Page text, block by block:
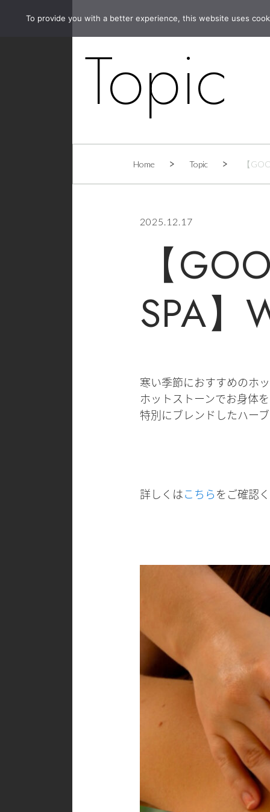
Topic
Home Topic 【
2025.12.17
【
SPA】
寒い季節におすすめのホ
ホットストーンでお身体
特別にブレンドしたハー
詳しくはこちらをご確認
To provide you with a better experience, this website uses